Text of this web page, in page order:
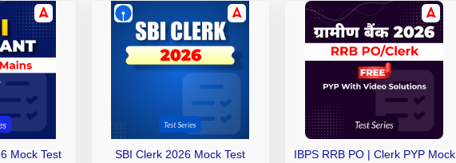
Mock Test
SBI Clerk 2026 Mock Test
IBPS RRB PO | Clerk PYP Mock